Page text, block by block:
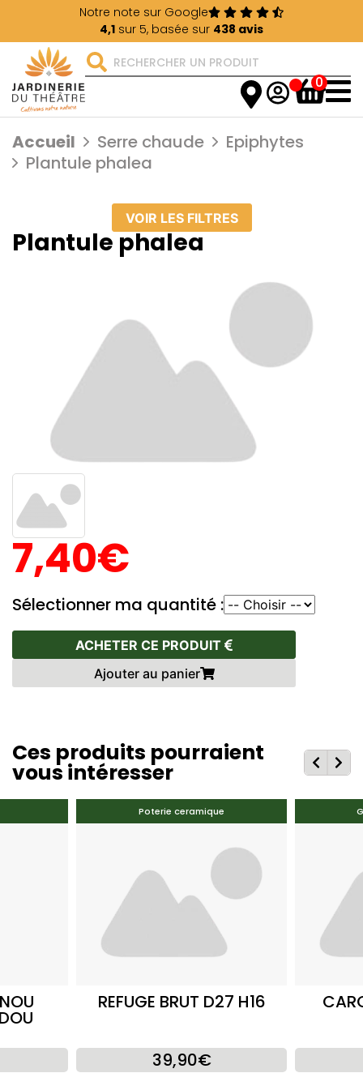
Notre note sur Google
4,1 sur 5, basée sur 438 avis
0
Accueil Serre chaude
Epiphytes
Plantule phalea
VOIR LES FILTRES
Plantule phalea
7,40€
Sélectionner ma quantité :
ACHETER CE PRODUIT
Ajouter au panier
Ces produits pourraient
vous intéresser
Poterie ceramique
REFUGE BRUT D27 H16
39,90€